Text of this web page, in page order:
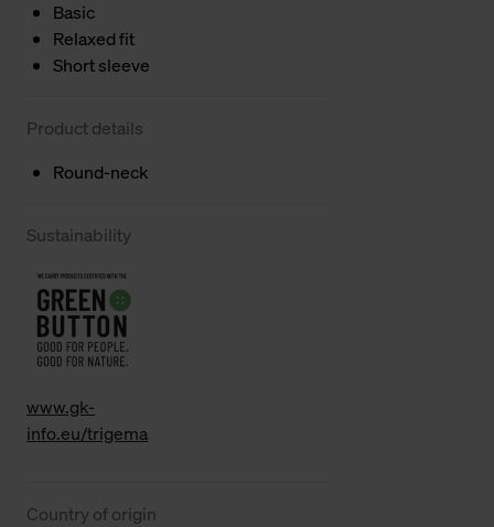
Basic
Relaxed fit
Short sleeve
Product details
Round-neck
Sustainability
www.gk-
info.eu/trigema
Country of origin